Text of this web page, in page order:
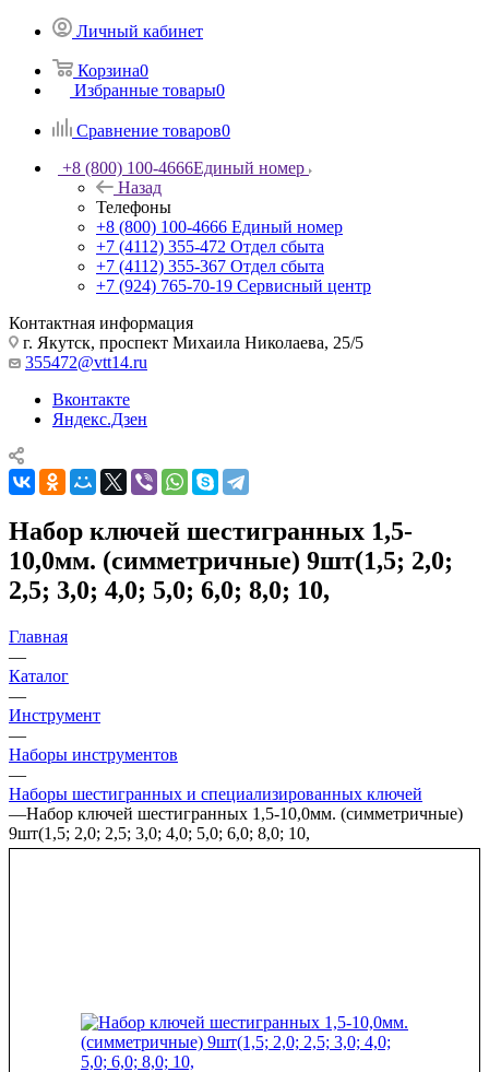
Личный кабинет
Корзина0
Избранные товары0
Сравнение товаров0
+8 (800) 100-4666Единый номер
Назад
Телефоны
+8 (800) 100-4666 Единый номер
+7 (4112) 355-472 Отдел сбыта
+7 (4112) 355-367 Отдел сбыта
+7 (924) 765-70-19 Сервисный центр
Контактная информация
г. Якутск, проспект Михаила Николаева, 25/5
355472@vtt14.ru
Вконтакте
Яндекс.Дзен
Набор ключей шестигранных 1,5-
10,0мм. (симметричные) 9шт(1,5; 2,0;
2,5; 3,0; 4,0; 5,0; 6,0; 8,0; 10,
Главная
—
Каталог
—
Инструмент
—
Наборы инструментов
—
Наборы шестигранных и специализированных ключей
—Набор ключей шестигранных 1,5-10,0мм. (симметричные)
9шт(1,5; 2,0; 2,5; 3,0; 4,0; 5,0; 6,0; 8,0; 10,